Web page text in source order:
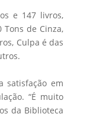
e 147 livros,
Tons de Cinza,
Culpa é das
satisfação em
“É muito
da Biblioteca